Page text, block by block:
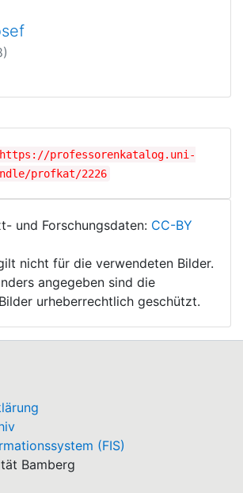
https://professorenkatalog.uni-
profkat/2226
und Forschungsdaten: CC-BY
nicht für die verwendeten Bilder.
angegeben sind die
urheberrechtlich geschützt.
(FIS)
Bamberg